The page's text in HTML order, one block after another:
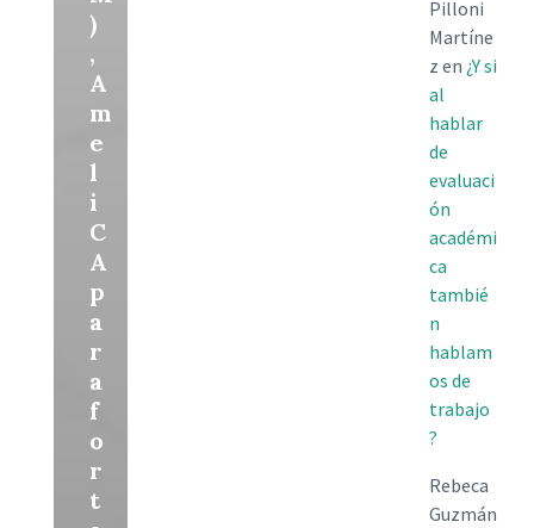
)
,
A
m
e
l
i
C
A
p
a
r
a
f
o
r
t
Pilloni
Martíne
z en ¿Y si
al
hablar
de
evaluaci
ón
académi
ca
tambié
n
hablam
os de
trabajo
?
Rebeca
Guzmán